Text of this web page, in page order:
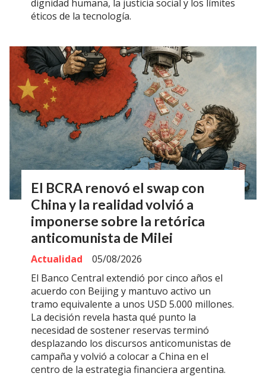
dignidad humana, la justicia social y los límites
éticos de la tecnología.
El BCRA renovó el swap con
China y la realidad volvió a
imponerse sobre la retórica
anticomunista de Milei
Actualidad
05/08/2026
El Banco Central extendió por cinco años el
acuerdo con Beijing y mantuvo activo un
tramo equivalente a unos USD 5.000 millones.
La decisión revela hasta qué punto la
necesidad de sostener reservas terminó
desplazando los discursos anticomunistas de
campaña y volvió a colocar a China en el
centro de la estrategia financiera argentina.